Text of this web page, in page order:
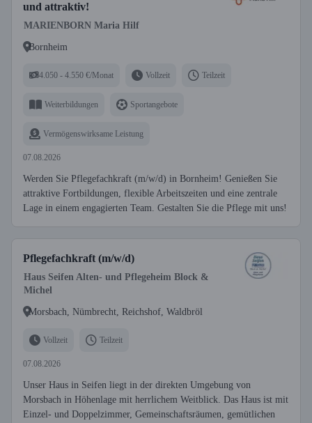
und attraktiv!
MARIENBORN Maria Hilf
Bornheim
4.050 - 4.550 €/Monat Vollzeit Teilzeit
Weiterbildungen Sportangebote
Vermögenswirksame Leistung
07.08.2026
Werden Sie Pflegefachkraft (m/w/d) in Bornheim! Genießen Sie
attraktive Fortbildungen, flexible Arbeitszeiten und eine zentrale
Lage in einem engagierten Team. Gestalten Sie die Pflege mit uns!
Pflegefachkraft (m/w/d)
Haus Seifen Alten- und Pflegeheim Block &
Michel
Morsbach, Nümbrecht, Reichshof, Waldbröl
Vollzeit Teilzeit
07.08.2026
Unser Haus in Seifen liegt in der direkten Umgebung von
Morsbach in Höhenlage mit herrlichem Weitblick. Das Haus ist mit
Einzel- und Doppelzimmer, Gemeinschaftsräumen, gemütlichen